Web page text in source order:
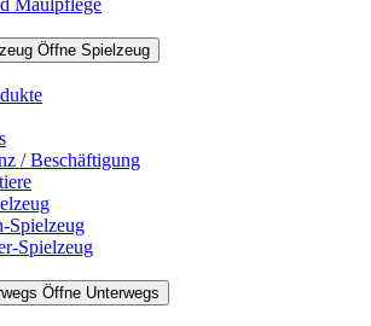
Maulpflege
Öffne Spielzeug
/ Beschäftigung
Spielzeug
Spielzeug
Öffne Unterwegs